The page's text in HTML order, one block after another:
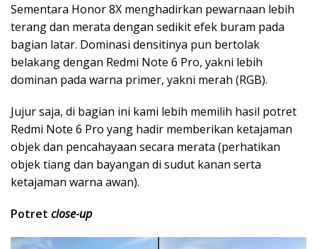
Sementara Honor 8X menghadirkan pewarnaan lebih
terang dan merata dengan sedikit efek buram pada
bagian latar. Dominasi densitinya pun bertolak
belakang dengan Redmi Note 6 Pro, yakni lebih
dominan pada warna primer, yakni merah (RGB).
Jujur saja, di bagian ini kami lebih memilih hasil potret
Redmi Note 6 Pro yang hadir memberikan ketajaman
objek dan pencahayaan secara merata (perhatikan
objek tiang dan bayangan di sudut kanan serta
ketajaman warna awan).
Potret close-up